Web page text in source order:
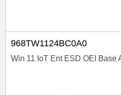
968TW1124BC0A0
Win 11 IoT Ent ESD OEI Base